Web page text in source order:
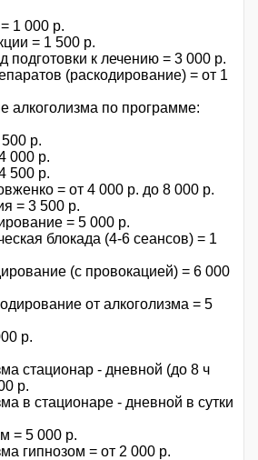
1 000 р.
= 1 500 р.
подготовки к лечению = 3 000 р.
(раскодирование) = от 1
алкоголизма по программе:
р.
000 р.
500 р.
= от 4 000 р. до 8 000 р.
= 3 500 р.
= 5 000 р.
блокада (4-6 сеансов) = 1
(с провокацией) = 6 000
от алкоголизма = 5
р.
стационар - дневной (до 8 ч
р.
в стационаре - дневной в сутки
= 5 000 р.
гипнозом = от 2 000 р.